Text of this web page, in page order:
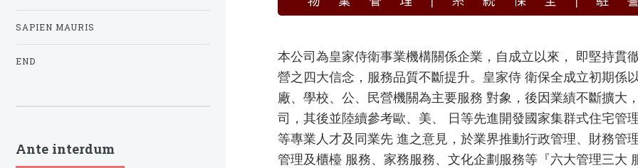
本公司為皇家侍衛事業機構關係企業，自成立以來， 即堅持貫
營之四大信念，服務品質不斷提升。皇家侍 衛保全成立初期係
廠、學校、公、民營機關為主要服務 對象，後因業績不斷擴大
司，其後並陸續參考歐、美、 日等先進開發國家集群式住宅管
等專業人才及同業先 進之意見，於業界推動行政管理、財務管
管理及櫃檯 服務、家務服務、文化企劃服務等『六大管理三大
SAPIEN MAURIS
END
Ante interdum